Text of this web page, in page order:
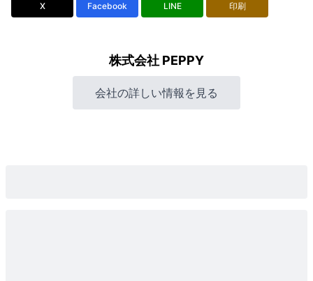
X Facebook LINE 印刷
株式会社 PEPPY
会社の詳しい情報を見る